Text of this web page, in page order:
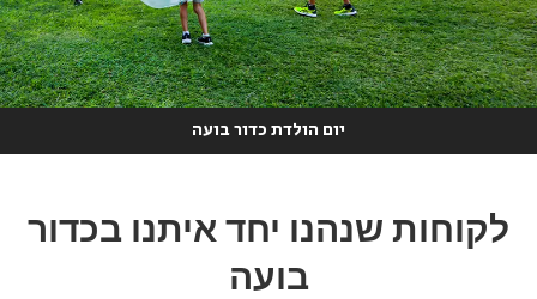
יום הולדת כדור בועה
לקוחות שנהנו יחד איתנו בכדור
בועה